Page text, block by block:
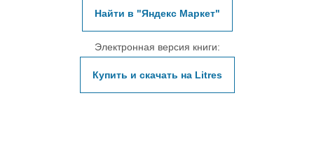
Найти в "Яндекс Маркет"
Электронная версия книги:
Купить и скачать на Litres